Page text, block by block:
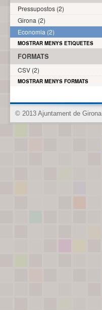
Pressupostos (2)
Girona (2)
Economia (2)
MOSTRAR MENYS ETIQUETES
FORMATS
CSV (2)
MOSTRAR MENYS FORMATS
© 2013 Ajuntament de Girona